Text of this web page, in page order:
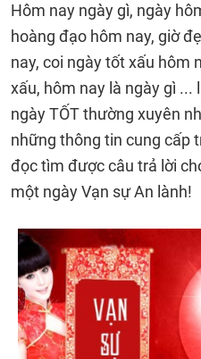
Hôm nay ngày gì, ngày
hoàng đạo hôm nay, giờ
nay, coi ngày tốt xấu hôm
xấu, hôm nay là ngày gì ...
ngày TỐT thường xuyên
những thông tin cung cấp
đọc tìm được câu trả lời
một ngày Vạn sự An lành!